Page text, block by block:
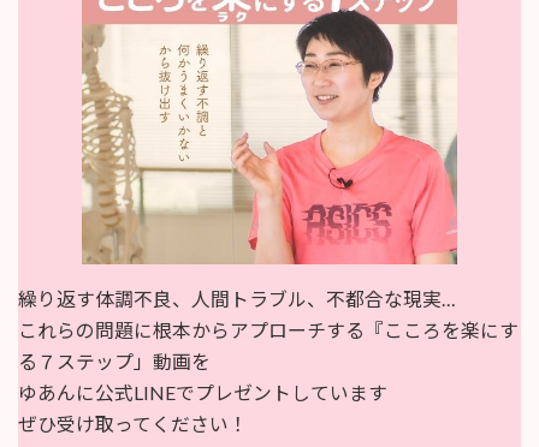
繰り返す体調不良、人間トラブル、不都合な現実…
これらの問題に根本からアプローチする『こころを楽にす
る７ステップ」動画を
ゆあんに公式LINEでプレゼントしています
ぜひ受け取ってください！